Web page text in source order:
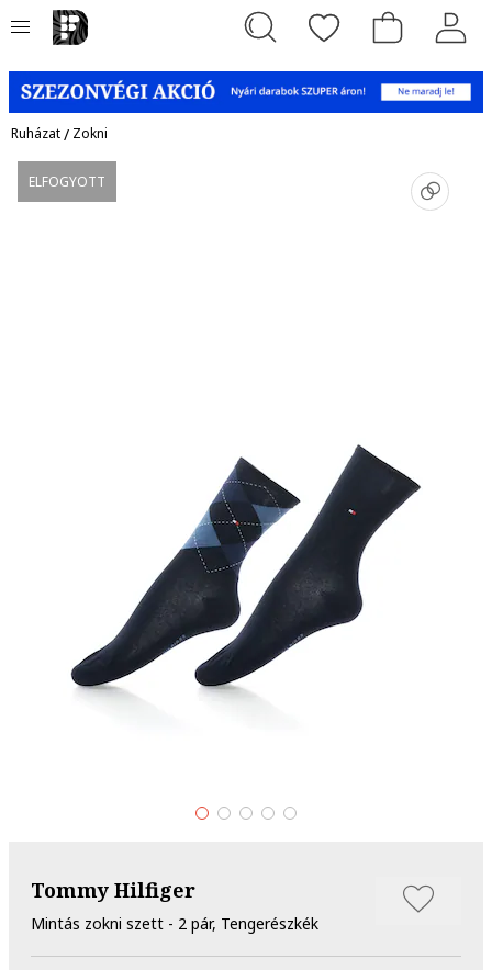
Ruházat/ Zokni
ELFOGYOTT
Tommy Hilfiger
Mintás zokni szett - 2 pár, Tengerészkék